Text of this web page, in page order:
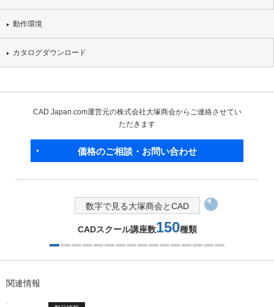
動作環境
カタログダウンロード
CAD Japan.com運営元の株式会社大塚商会からご連絡させてい
ただきます
価格のご相談・お問い合わせ
数字で見る大塚商会とCAD
CADスクール講座数150種類
関連情報